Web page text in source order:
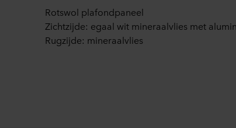
Rotswol plafondpaneel
Zichtzijde: egaal wit mineraalvlies met
Rugzijde: mineraalvlies